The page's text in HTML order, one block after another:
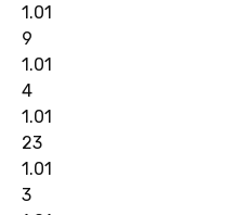
1.01
9
1.01
4
1.01
23
1.01
3